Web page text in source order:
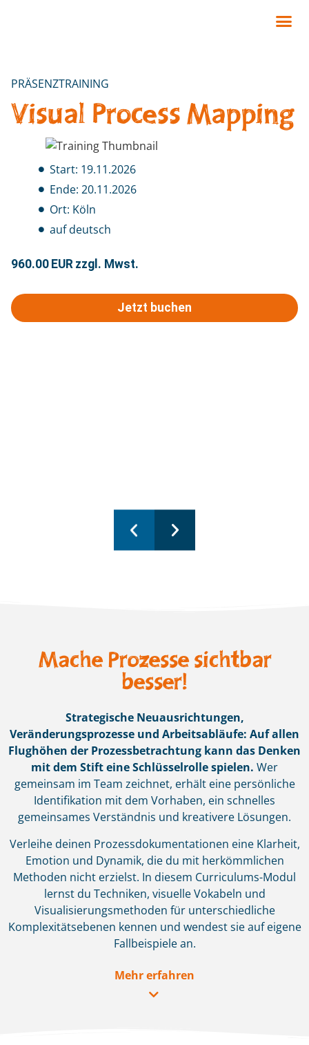
PRÄSENZTRAINING
Visual Process Mapping
Start: 19.11.2026
Ende: 20.11.2026
Ort: Köln
auf deutsch
960.00 EUR zzgl. Mwst.
Jetzt buchen
Mache Prozesse sichtbar
besser!
Strategische Neuausrichtungen,
Veränderungsprozesse und Arbeitsabläufe: Auf allen
Flughöhen der Prozessbetrachtung kann das Denken
mit dem Stift eine Schlüsselrolle spielen. Wer
gemeinsam im Team zeichnet, erhält eine persönliche
Identifikation mit dem Vorhaben, ein schnelles
gemeinsames Verständnis und kreativere Lösungen.
Verleihe deinen Prozessdokumentationen eine Klarheit,
Emotion und Dynamik, die du mit herkömmlichen
Methoden nicht erzielst. In diesem Curriculums-Modul
lernst du Techniken, visuelle Vokabeln und
Visualisierungsmethoden für unterschiedliche
Komplexitätsebenen kennen und wendest sie auf eigene
Fallbeispiele an.
Mehr erfahren